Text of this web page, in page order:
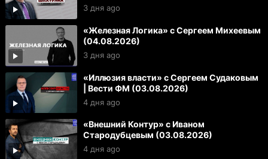
3 дня ago
«Железная Логика» с Сергеем Михеевым
(04.08.2026)
3 дня ago
«Иллюзия власти» с Сергеем Судаковым
| Вести ФМ (03.08.2026)
4 дня ago
«Внешний Контур» с Иваном
Стародубцевым (03.08.2026)
4 дня ago